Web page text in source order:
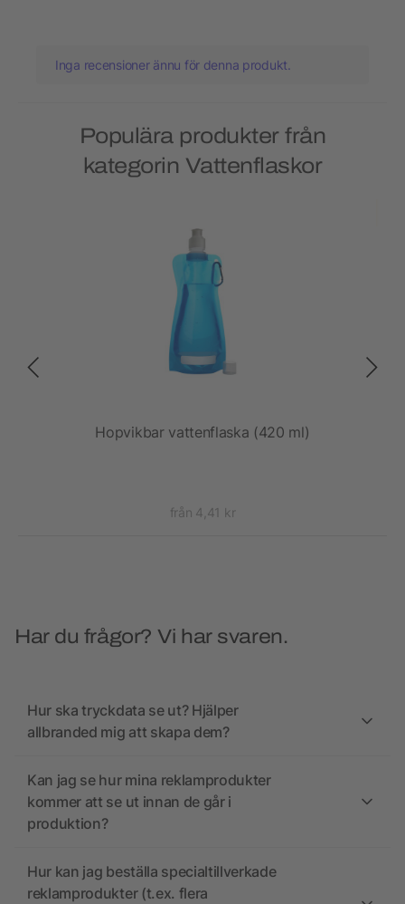
Inga recensioner ännu för denna produkt.
Populära produkter från
kategorin Vattenflaskor
Hopvikbar vattenflaska (420 ml)
från 4,41 kr
Har du frågor? Vi har svaren.
Hur ska tryckdata se ut? Hjälper
allbranded mig att skapa dem?
Kan jag se hur mina reklamprodukter
kommer att se ut innan de går i
produktion?
Hur kan jag beställa specialtillverkade
reklamprodukter (t.ex. flera